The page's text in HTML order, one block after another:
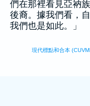
們在那裡看見亞衲
後裔。據我們看，
我們也是如此。」
現代標點和合本